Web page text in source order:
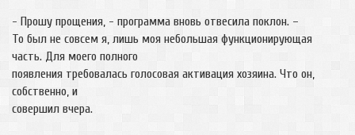
- Прошу прощения, - программа вновь отвесила поклон. –
То был не совсем я, лишь моя небольшая функционирующая
часть. Для моего полного
появления требовалась голосовая активация хозяина. Что он,
собственно, и
совершил вчера.